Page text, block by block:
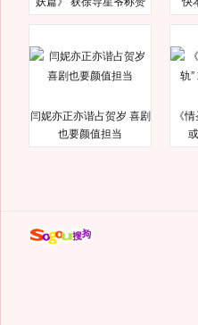
闫妮亦正亦谐占贺岁 喜剧
也要颜值担当
《